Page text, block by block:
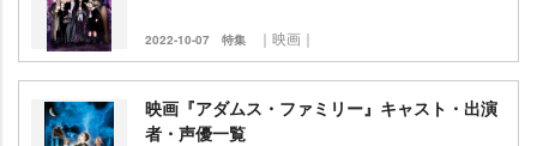
2022-10-07 特集 ｜映画｜
映画『アダムス・ファミリー』キャスト・出演
者・声優一覧